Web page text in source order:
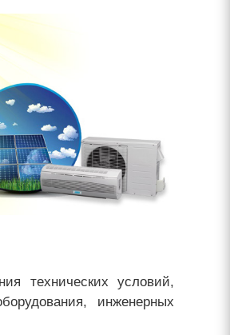
технических условий,
инженерных